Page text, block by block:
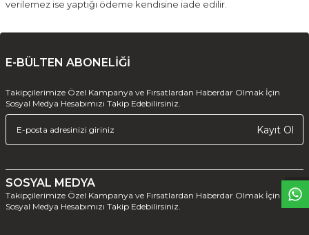
W
h
t
s
a
p
p
D
e
s
e
H
a
t
t
verilemez ise yaptığı ödeme kendisine iade edilir.
E-BÜLTEN ABONELİĞİ
Takipçilerimize Özel Kampanya ve Fırsatlardan Haberdar Olmak İçin
Sosyal Medya Hesabımızı Takip Edebilirsiniz.
Kayıt Ol
SOSYAL MEDYA
Takipçilerimize Özel Kampanya ve Fırsatlardan Haberdar Olmak İçin
Sosyal Medya Hesabımızı Takip Edebilirsiniz.